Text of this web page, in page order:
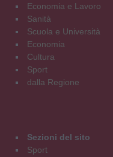
Economia e Lavoro
Sanità
Scuola e Università
Economia
Cultura
Sport
dalla Regione
Sezioni del sito
Sport